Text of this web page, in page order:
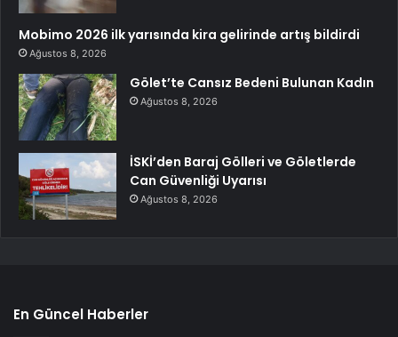
Mobimo 2026 ilk yarısında kira gelirinde artış bildirdi
Ağustos 8, 2026
Gölet’te Cansız Bedeni Bulunan Kadın
Ağustos 8, 2026
İSKİ’den Baraj Gölleri ve Göletlerde
Can Güvenliği Uyarısı
Ağustos 8, 2026
En Güncel Haberler